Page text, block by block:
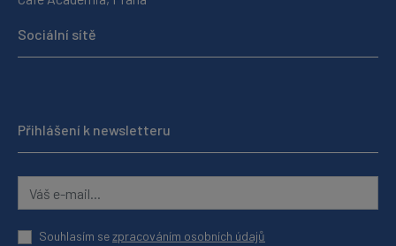
Sociální sítě
Přihlášení k newsletteru
Souhlasím sezpracováním osobních údajů